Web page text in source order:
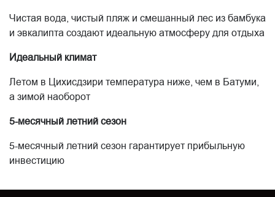
Чистая вода, чистый пляж и смешанный лес из бамбука
и эвкалипта создают идеальную атмосферу для отдыха
Идеальный климат
Летом в Цихисдзири температура ниже, чем в Батуми,
а зимой наоборот
5-месячный летний сезон
5-месячный летний сезон гарантирует прибыльную
инвестицию